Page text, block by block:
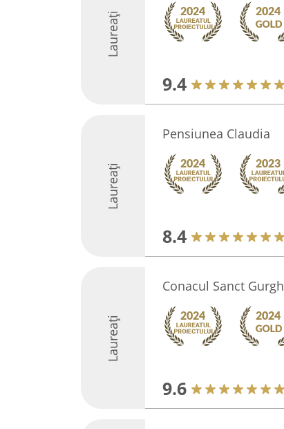
Laureați
9.4
Laureați
Pensiunea Claudia
8.4
Laureați
Conacul Sanct Gurgh
9.6